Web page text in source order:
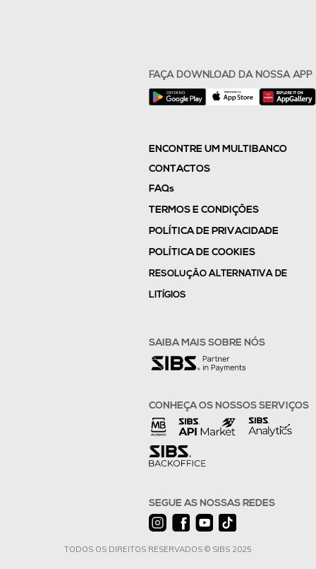
FAÇA DOWNLOAD DA NOSSA APP
ENCONTRE UM MULTIBANCO
CONTACTOS
FAQs
TERMOS E CONDIÇÕES
POLÍTICA DE PRIVACIDADE
POLÍTICA DE COOKIES
RESOLUÇÃO ALTERNATIVA DE
LITÍGIOS
SAIBA MAIS SOBRE NÓS
CONHEÇA OS NOSSOS SERVIÇOS
SEGUE AS NOSSAS REDES
TODOS OS DIREITOS RESERVADOS © SIBS 2025